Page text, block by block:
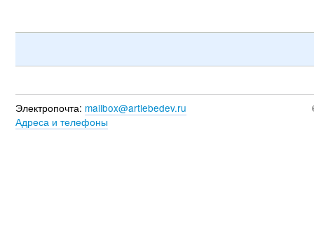
Электропочта: mailbox@artlebedev.ru
Адреса и телефоны